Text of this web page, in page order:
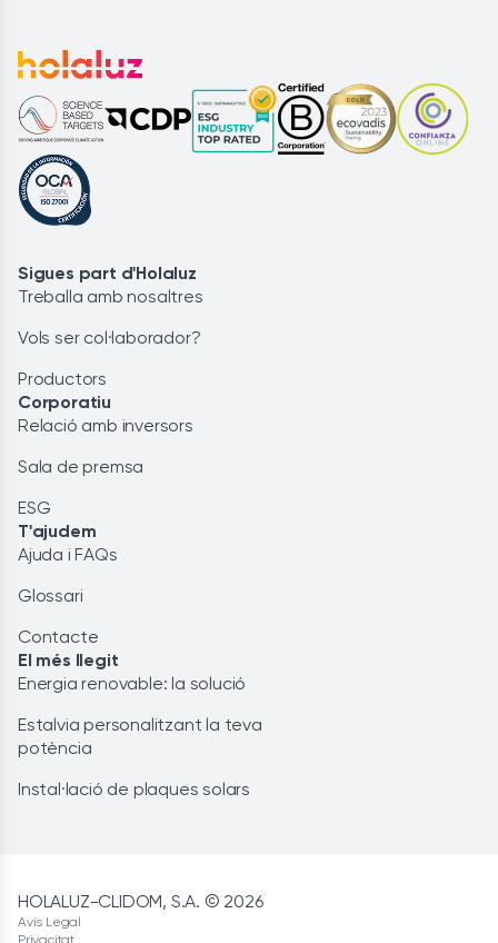
Sigues part d'Holaluz
Treballa amb nosaltres
Vols ser col·laborador?
Productors
Corporatiu
Relació amb inversors
Sala de premsa
ESG
T'ajudem
Ajuda i FAQs
Glossari
Contacte
El més llegit
Energia renovable: la solució
Estalvia personalitzant la teva
potència
Instal·lació de plaques solars
HOLALUZ-CLIDOM, S.A. © 2026
Avís Legal
Privacitat